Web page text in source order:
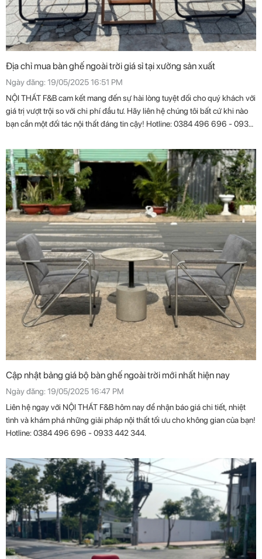
Địa chỉ mua bàn ghế ngoài trời giá sỉ tại xưởng sản xuất
Ngày đăng: 19/05/2025 16:51 PM
NỘI THẤT F&B cam kết mang đến sự hài lòng tuyệt đối cho quý khách với
giá trị vượt trội so với chi phí đầu tư. Hãy liên hệ chúng tôi bất cứ khi nào
bạn cần một đối tác nội thất đáng tin cậy! Hotline: 0384 496 696 - 0933
Cập nhật bảng giá bộ bàn ghế ngoài trời mới nhất hiện nay
Ngày đăng: 19/05/2025 16:47 PM
Liên hệ ngay với NỘI THẤT F&B hôm nay để nhận báo giá chi tiết, nhiệt
tình và khám phá những giải pháp nội thất tối ưu cho không gian của bạn!
Hotline: 0384 496 696 - 0933 442 344.